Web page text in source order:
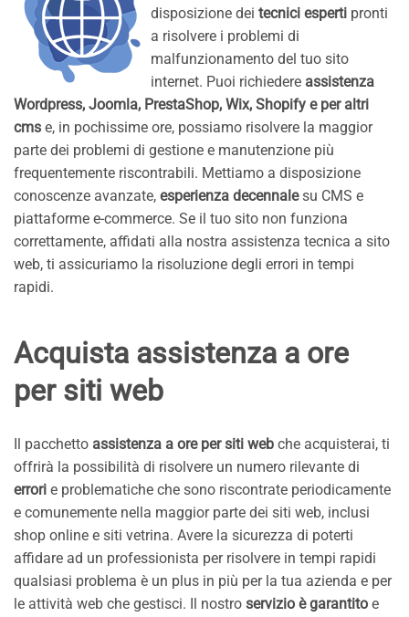
disposizione dei tecnici esperti pronti
a risolvere i problemi di
malfunzionamento del tuo sito
internet. Puoi richiedere assistenza
Wordpress, Joomla, PrestaShop, Wix, Shopify e per altri
cms e, in pochissime ore, possiamo risolvere la maggior
parte dei problemi di gestione e manutenzione più
frequentemente riscontrabili. Mettiamo a disposizione
conoscenze avanzate, esperienza decennalesu CMS e
piattaforme e-commerce. Se il tuo sito non funziona
correttamente, affidati alla nostra assistenza tecnica a sito
web, ti assicuriamo la risoluzione degli errori in tempi
rapidi.
Acquista assistenza a ore
per siti web
Il pacchetto assistenza a ore per siti web che acquisterai, ti
offrirà la possibilità di risolvere un numero rilevante di
errori e problematiche che sono riscontrate periodicamente
e comunemente nella maggior parte dei siti web, inclusi
shop online e siti vetrina. Avere la sicurezza di poterti
affidare ad un professionista per risolvere in tempi rapidi
qualsiasi problema è un plus in più per la tua azienda e per
le attività web che gestisci. Il nostro servizio è garantito e